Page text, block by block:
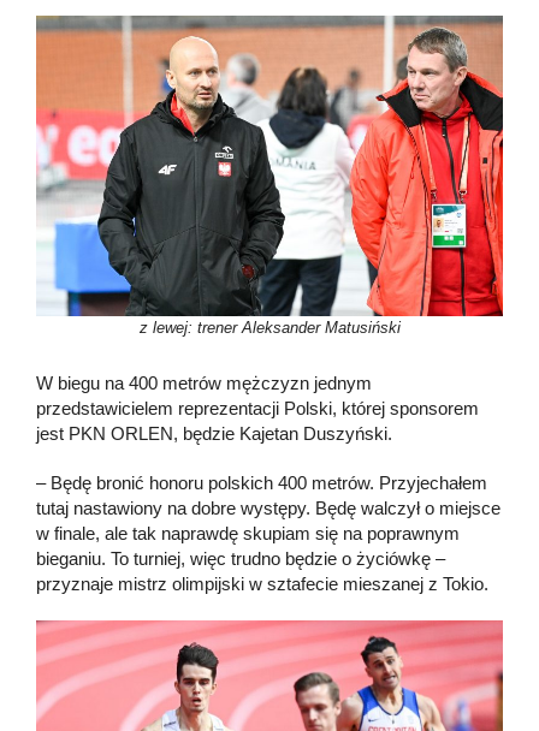
z lewej: trener Aleksander Matusiński
W biegu na 400 metrów mężczyzn jednym
przedstawicielem reprezentacji Polski, której sponsorem
jest PKN ORLEN, będzie Kajetan Duszyński.
– Będę bronić honoru polskich 400 metrów. Przyjechałem
tutaj nastawiony na dobre występy. Będę walczył o miejsce
w finale, ale tak naprawdę skupiam się na poprawnym
bieganiu. To turniej, więc trudno będzie o życiówkę –
przyznaje mistrz olimpijski w sztafecie mieszanej z Tokio.